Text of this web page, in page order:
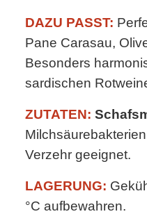
DAZU PASST:
Pane Carasau,
Besonders
sardischen
ZUTATEN:
Verzehr geeignet.
LAGERUNG:
°C aufbewahren.